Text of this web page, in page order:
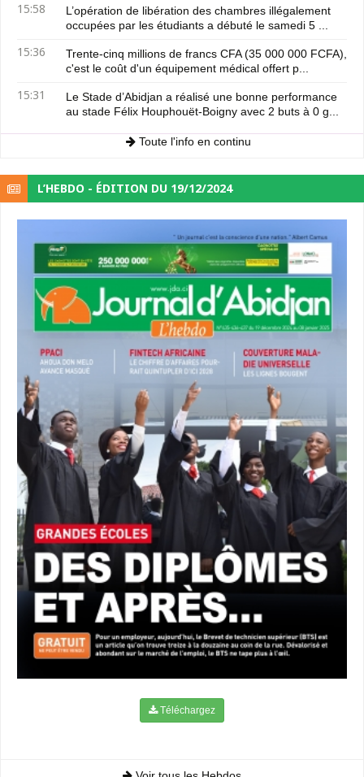
15:58
L’opération de libération des chambres illégalement
occupées par les étudiants a débuté le samedi 5 ...
15:36
Trente-cinq millions de francs CFA (35 000 000 FCFA),
c'est le coût d'un équipement médical offert p...
15:31
Le Stade d’Abidjan a réalisé une bonne performance
au stade Félix Houphouët-Boigny avec 2 buts à 0 g...
Toute l'info en continu
L’HEBDO - ÉDITION DU 19/12/2024
Téléchargez